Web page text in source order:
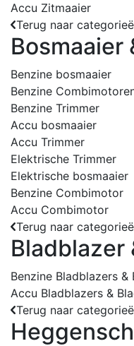
Accu Zitmaaier
Terug naar
Bosmaaier
Benzine bosmaaier
Benzine
Benzine Trimmer
Accu bosmaaier
Accu Trimmer
Elektrische Trimmer
Elektrische bosmaaier
Benzine Combimotor
Accu Combimotor
Terug naar
Bladblazer
Benzine Bladblazers &
Accu Bladblazers &
Terug naar